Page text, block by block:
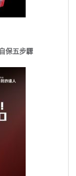
保五步驟